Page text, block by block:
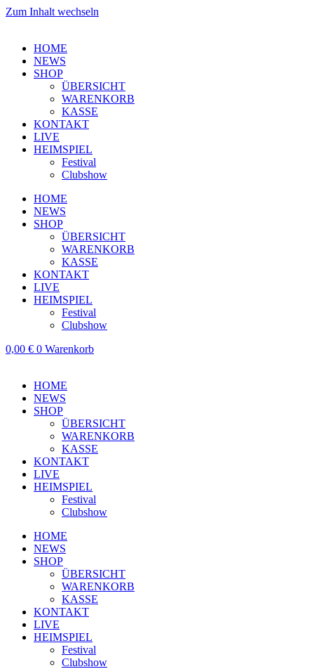
Zum Inhalt wechseln
HOME
NEWS
SHOP
ÜBERSICHT
WARENKORB
KASSE
KONTAKT
LIVE
HEIMSPIEL
Festival
Clubshow
HOME
NEWS
SHOP
ÜBERSICHT
WARENKORB
KASSE
KONTAKT
LIVE
HEIMSPIEL
Festival
Clubshow
0,00 € 0 Warenkorb
HOME
NEWS
SHOP
ÜBERSICHT
WARENKORB
KASSE
KONTAKT
LIVE
HEIMSPIEL
Festival
Clubshow
HOME
NEWS
SHOP
ÜBERSICHT
WARENKORB
KASSE
KONTAKT
LIVE
HEIMSPIEL
Festival
Clubshow